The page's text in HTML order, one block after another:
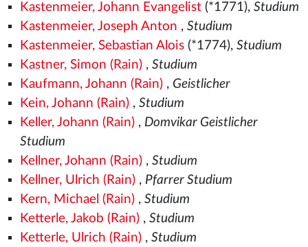
Kastenmeier, Johann Evangelist(*1771), Studium
Kastenmeier, Joseph Anton , Studium
Kastenmeier, Sebastian Alois(*1774), Studium
Kastner, Simon (Rain), Studium
Kaufmann, Johann (Rain), Geistlicher
Kein, Johann (Rain), Studium
Keller, Johann (Rain), Domvikar Geistlicher
Studium
Kellner, Johann (Rain), Studium
Kellner, Ulrich (Rain), Pfarrer Studium
Kern, Michael (Rain), Studium
Ketterle, Jakob (Rain), Studium
Ketterle, Ulrich (Rain), Studium